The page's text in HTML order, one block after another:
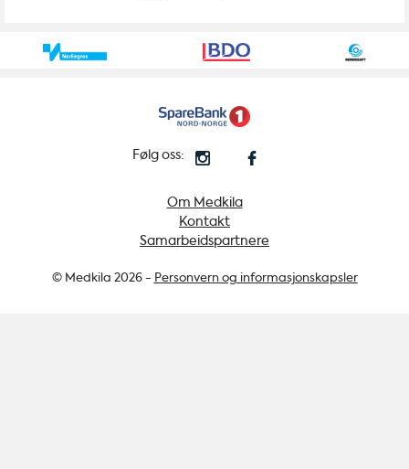
Følg oss:
Om Medkila
Kontakt
Samarbeidspartnere
© Medkila 2026 - Personvern og informasjonskapsler